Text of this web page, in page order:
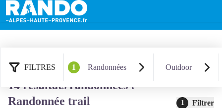
FILTRES 1 Randonnées Outdoor
14 résultats randonnées :
Randonnée trail
1 Filtrer